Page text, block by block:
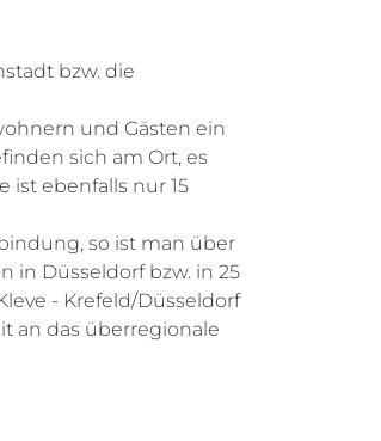
bzw. die
und Gästen ein
sich am Ort, es
ist ebenfalls nur 15
so ist man über
in Düsseldorf bzw. in 25
- Krefeld/Düsseldorf
an das überregionale